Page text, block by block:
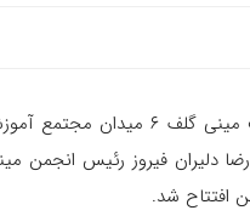
به گزارش روابط عمومی فدراسیون
دلیران فیروز رئیس
افتتاح شد.